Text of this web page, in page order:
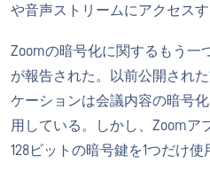
や音声ストリームにアクセスす
Zoomの暗号化に関するもう一
が報告された。以前公開された
ケーションは会議内容の暗号
用している。しかし、Zoomア
128ビットの暗号鍵を1つだけ使